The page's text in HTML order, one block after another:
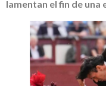
lamentan el fin de una